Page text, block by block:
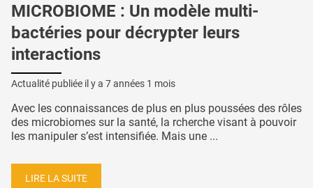
MICROBIOME : Un modèle multi-
bactéries pour décrypter leurs
interactions
Actualité publiée il y a 7 années 1 mois
Avec les connaissances de plus en plus poussées des rôles
des microbiomes sur la santé, la rcherche visant à pouvoir
les manipuler s’est intensifiée. Mais une ...
LIRE LA SUITE